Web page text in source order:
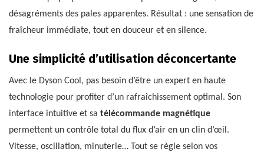
désagréments des pales apparentes. Résultat : une sensation de
fraîcheur immédiate, tout en douceur et en silence.
Une simplicité d’utilisation déconcertante
Avec le Dyson Cool, pas besoin d’être un expert en haute
technologie pour profiter d’un rafraîchissement optimal. Son
interface intuitive et sa télécommande magnétique
permettent un contrôle total du flux d’air en un clin d’œil.
Vitesse, oscillation, minuterie… Tout se règle selon vos